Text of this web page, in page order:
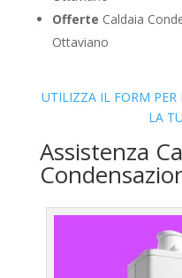
Offerte Caldaia
Ottaviano
UTILIZZA IL FORM PER
LA
Assistenza